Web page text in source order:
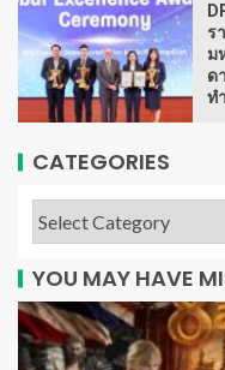
ร
ม
ด
ท
CATEGORIES
YOU MAY HAVE